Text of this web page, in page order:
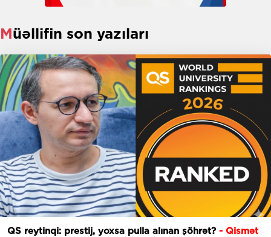
Müəllifin son yazıları
QS reytinqi: prestij, yoxsa pulla alınan şöhrət? - Qismət